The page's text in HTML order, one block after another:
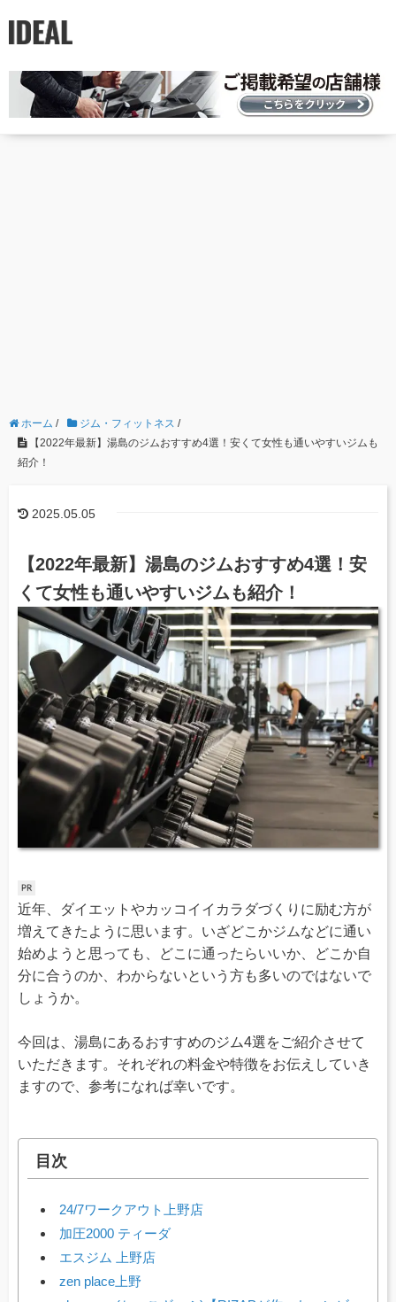
ホーム / ジム・フィットネス /
【2022年最新】湯島のジムおすすめ4選！安くて女性も通いやすいジムも
紹介！
2025.05.05
【2022年最新】湯島のジムおすすめ4選！安
くて女性も通いやすいジムも紹介！
近年、ダイエットやカッコイイカラダづくりに励む方が
増えてきたように思います。いざどこかジムなどに通い
始めようと思っても、どこに通ったらいいか、どこか自
分に合うのか、わからないという方も多いのではないで
しょうか。
今回は、湯島にあるおすすめのジム4選をご紹介させて
いただきます。それぞれの料金や特徴をお伝えしていき
ますので、参考になれば幸いです。
目次
24/7ワークアウト上野店
加圧2000 ティーダ
エスジム 上野店
zen place上野